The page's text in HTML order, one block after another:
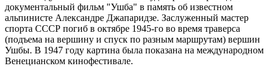
документальный фильм "Ушба" в память об известном
альпинисте Александре Джапаридзе. Заслуженный мастер
спорта СССР погиб в октябре 1945-го во время траверса
(подъема на вершину и спуск по разным маршрутам) вершин
Ушбы. В 1947 году картина была показана на международном
Венецианском кинофестивале.